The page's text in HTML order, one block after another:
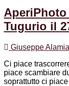
AperiPhoto
Tugurio il
Giuseppe Alamia
Ci piace
piace scambiare
soprattutto ci